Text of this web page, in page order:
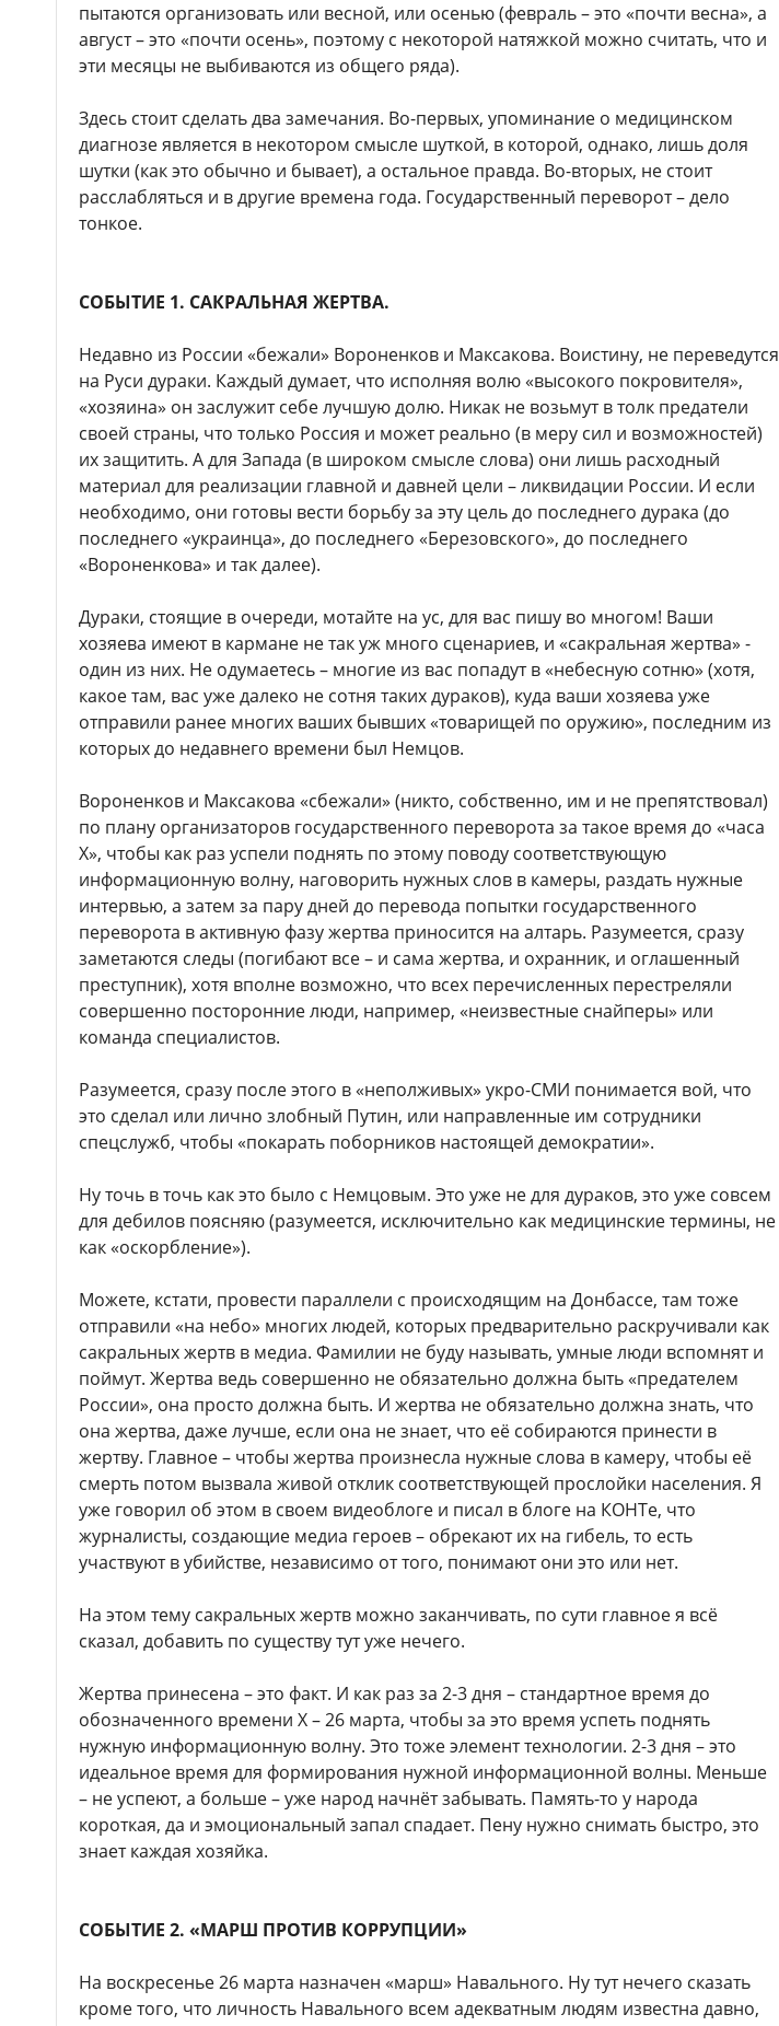
пытаются организовать или весной, или осенью (февраль – это «почти весна», а
август – это «почти осень», поэтому с некоторой натяжкой можно считать, что и
эти месяцы не выбиваются из общего ряда).
Здесь стоит сделать два замечания. Во-первых, упоминание о медицинском
диагнозе является в некотором смысле шуткой, в которой, однако, лишь доля
шутки (как это обычно и бывает), а остальное правда. Во-вторых, не стоит
расслабляться и в другие времена года. Государственный переворот – дело
тонкое.
СОБЫТИЕ 1. САКРАЛЬНАЯ ЖЕРТВА.
Недавно из России «бежали» Вороненков и Максакова. Воистину, не переведутся
на Руси дураки. Каждый думает, что исполняя волю «высокого покровителя»,
«хозяина» он заслужит себе лучшую долю. Никак не возьмут в толк предатели
своей страны, что только Россия и может реально (в меру сил и возможностей)
их защитить. А для Запада (в широком смысле слова) они лишь расходный
материал для реализации главной и давней цели – ликвидации России. И если
необходимо, они готовы вести борьбу за эту цель до последнего дурака (до
последнего «украинца», до последнего «Березовского», до последнего
«Вороненкова» и так далее).
Дураки, стоящие в очереди, мотайте на ус, для вас пишу во многом! Ваши
хозяева имеют в кармане не так уж много сценариев, и «сакральная жертва» -
один из них. Не одумаетесь – многие из вас попадут в «небесную сотню» (хотя,
какое там, вас уже далеко не сотня таких дураков), куда ваши хозяева уже
отправили ранее многих ваших бывших «товарищей по оружию», последним из
которых до недавнего времени был Немцов.
Вороненков и Максакова «сбежали» (никто, собственно, им и не препятствовал)
по плану организаторов государственного переворота за такое время до «часа
Х», чтобы как раз успели поднять по этому поводу соответствующую
информационную волну, наговорить нужных слов в камеры, раздать нужные
интервью, а затем за пару дней до перевода попытки государственного
переворота в активную фазу жертва приносится на алтарь. Разумеется, сразу
заметаются следы (погибают все – и сама жертва, и охранник, и оглашенный
преступник), хотя вполне возможно, что всех перечисленных перестреляли
совершенно посторонние люди, например, «неизвестные снайперы» или
команда специалистов.
Разумеется, сразу после этого в «неполживых» укро-СМИ понимается вой, что
это сделал или лично злобный Путин, или направленные им сотрудники
спецслужб, чтобы «покарать поборников настоящей демократии».
Ну точь в точь как это было с Немцовым. Это уже не для дураков, это уже совсем
для дебилов поясняю (разумеется, исключительно как медицинские термины, не
как «оскорбление»).
Можете, кстати, провести параллели с происходящим на Донбассе, там тоже
отправили «на небо» многих людей, которых предварительно раскручивали как
сакральных жертв в медиа. Фамилии не буду называть, умные люди вспомнят и
поймут. Жертва ведь совершенно не обязательно должна быть «предателем
России», она просто должна быть. И жертва не обязательно должна знать, что
она жертва, даже лучше, если она не знает, что её собираются принести в
жертву. Главное – чтобы жертва произнесла нужные слова в камеру, чтобы её
смерть потом вызвала живой отклик соответствующей прослойки населения. Я
уже говорил об этом в своем видеоблоге и писал в блоге на КОНТе, что
журналисты, создающие медиа героев – обрекают их на гибель, то есть
участвуют в убийстве, независимо от того, понимают они это или нет.
На этом тему сакральных жертв можно заканчивать, по сути главное я всё
сказал, добавить по существу тут уже нечего.
Жертва принесена – это факт. И как раз за 2-3 дня – стандартное время до
обозначенного времени Х – 26 марта, чтобы за это время успеть поднять
нужную информационную волну. Это тоже элемент технологии. 2-3 дня – это
идеальное время для формирования нужной информационной волны. Меньше
– не успеют, а больше – уже народ начнёт забывать. Память-то у народа
короткая, да и эмоциональный запал спадает. Пену нужно снимать быстро, это
знает каждая хозяйка.
СОБЫТИЕ 2. «МАРШ ПРОТИВ КОРРУПЦИИ»
На воскресенье 26 марта назначен «марш» Навального. Ну тут нечего сказать
кроме того, что личность Навального всем адекватным людям известна давно,